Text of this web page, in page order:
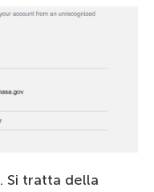
. Si tratta della